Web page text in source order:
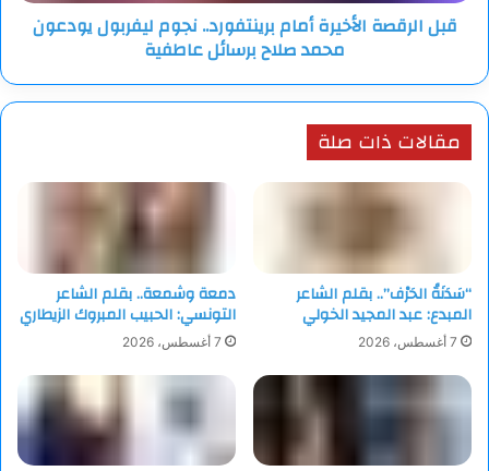
صلاح
قبل الرقصة الأخيرة أمام برينتفورد.. نجوم ليفربول يودعون
محمد صلاح برسائل عاطفية
مقالات ذات صلة
“سَدَنَةُ الحَرْف”.. بقلم الشاعر
المبدع: عبد المجيد الخولي
7 أغسطس، 2026
دمعة وشمعة.. بقلم الشاعر
التونسي: الحبيب المبروك الزيطاري
7 أغسطس، 2026